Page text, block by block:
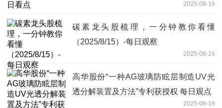
2025-08-16
碳素龙头股梳理，一分钟教你看懂
（2025/8/15）-每日观察
2025-08-16
高华股份“一种AG玻璃防眩层制造UV光
透分解装置及方法”专利获授权 每日观点
2025-08-16